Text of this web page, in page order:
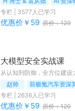
专栏
3577 人已学习
优惠价￥ 59 原价：129
大模型安全实战课
从认知到防御，全方位建设
赵帅
前极氪汽车资深
专栏
2636人已学习
优惠价￥ 59 原价：129